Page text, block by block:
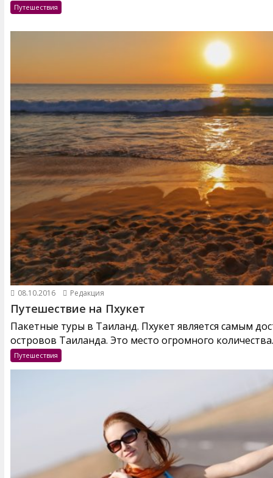
Путешествия
08.10.2016 Редакция
Путешествие на Пхукет
Пакетные туры в Таиланд. Пхукет является самым
островов Таиланда. Это место огромного
Путешествия